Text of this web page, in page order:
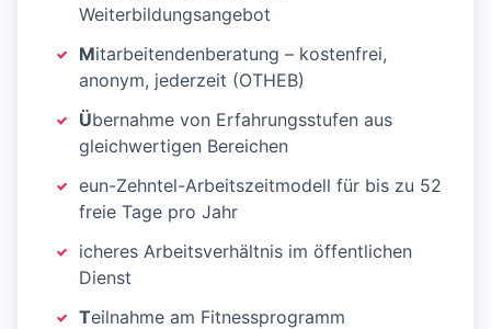
Weiterbildungsangebot
Mitarbeitendenberatung – kostenfrei,
anonym, jederzeit (OTHEB)
Übernahme von Erfahrungsstufen aus
gleichwertigen Bereichen
eun-Zehntel-Arbeitszeitmodell für bis zu 52
freie Tage pro Jahr
icheres Arbeitsverhältnis im öffentlichen
Dienst
Teilnahme am Fitnessprogramm